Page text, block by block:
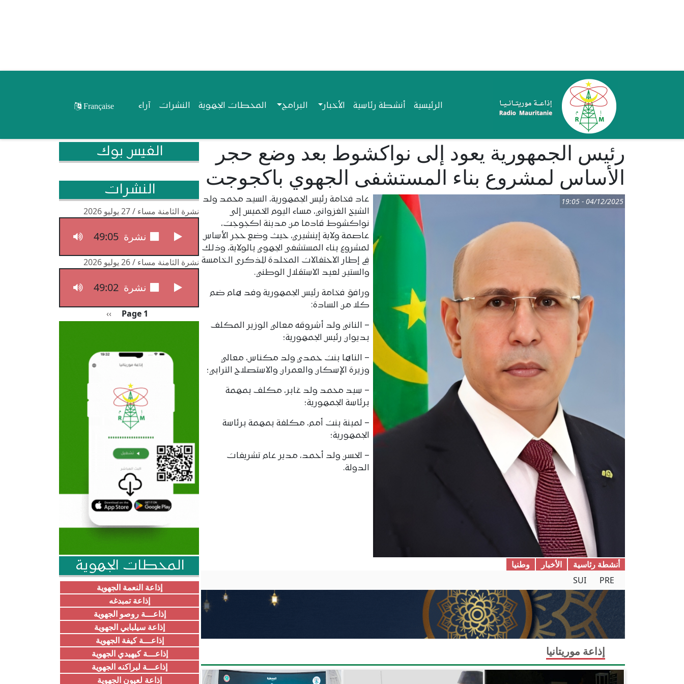
Navigation principale
الرئيسية أنشطة رئاسية الأخبار البرامج المحطات الجهوية النشرات آراء Française
رئيس الجمهورية يعود إلى نواكشوط بعد وضع حجر
الأساس لمشروع بناء المستشفى الجهوي باكجوجت
04/12/2025 - 19:05
عاد فخامة رئيس الجمهورية، السيد محمد ولد
الشيخ الغزواني، مساء اليوم الخميس إلى
نواكشوط قادما من مدينة اكجوجت،
عاصمة ولاية إينشيري، حيث وضع حجر الأساس
لمشروع بناء المستشفى الجهوي بالولاية، وذلك
في إطار الاحتفالات المخلدة للذكرى الـخامسة
والستين لعيد الاستقلال الوطني.
ورافق فخامة رئيس الجمهورية وفد هام ضم
كلا من السادة:
– الناني ولد أشروقه معالي الوزير المكلف
بديوان رئيس الجمهورية؛
– الناها بنت حمدي ولد مكناس، معالي
وزيرة الإسكان والعمران والاستصلاح الترابي؛
– سيد محمد ولد غابر، مكلف بمهمة
برئاسة الجمهورية؛
– لمينة بنت أمم، مكلفة بمهمة برئاسة
الجمهورية؛
– الحسن ولد أحمد، مدير عام تشريفات
الدولة.
أنشطة رئاسية الأخبار
وطنیا
PRE
SUI
إذاعة موريتانيا
الفيس بوك
النشرات
نشرة الثامنة مساء / 27 يوليو 2026
نشرة الثامنة مساء / 27 يوليو 2026
49:05
نشرة الثامنة مساء / 26 يوليو 2026
نشرة الثامنة مساء / 26 يوليو 2026
49:02
Pagination
Page 1 الصفحة التالية
››
المحطات الجهوية
إذاعة النعمة الجهوية
إذاعة تمبدغه
إذاعـــة روصو الجهوية
إذاعة سيلبابي الجهوية
إذاعـــة كيفة الجهوية
إذاعـــة كيهيدي الجهوية
إذاعـــة لبراكنه الجهوية
إذاعة لعيون الجهوية